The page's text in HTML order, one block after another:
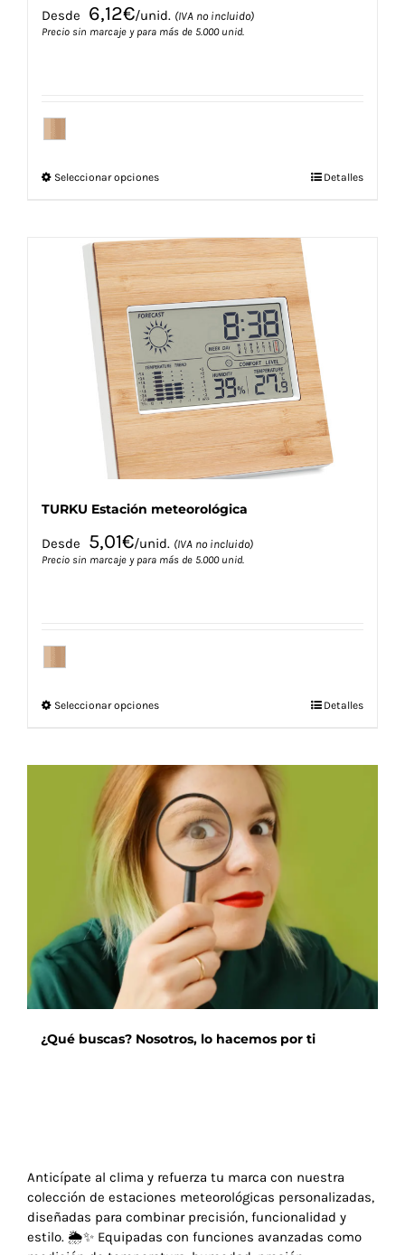
Desde 6,12€/unid. (IVA no incluido)
Precio sin marcaje y para más de 5.000 unid.
Seleccionar opcionesEste
múltiples
variantes.
Las
opciones
se
pueden
elegir
en
la
página
de
producto
Detalles
TURKU Estación meteorológica
Desde 5,01€/unid. (IVA no incluido)
Precio sin marcaje y para más de 5.000 unid.
Seleccionar opcionesEste
múltiples
variantes.
Las
opciones
se
pueden
elegir
en
la
página
de
producto
Detalles
¿Qué buscas? Nosotros, lo hacemos por ti
Anticípate al clima y refuerza tu marca con nuestra
colección de estaciones meteorológicas personalizadas,
diseñadas para combinar precisión, funcionalidad y
estilo. 🌦️✨ Equipadas con funciones avanzadas como